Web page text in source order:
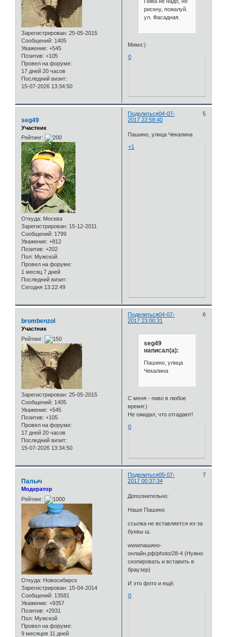
Зарегистрирован: 25-05-2015
Сообщений: 1405
Уважение: +545
Позитив: +105
Провел на форуме:
17 дней 20 часов
Последний визит:
15-07-2026 13:34:50
рискну, пожалуй.
ул. Фасадная.
Мимо:)
0
Поделиться 5
04-07-
2017 22:58:40
seg49
Участник
Рейтинг:
Откуда: Москва
Зарегистрирован: 15-12-2011
Сообщений: 1799
Уважение: +812
Позитив: +202
Пол: Мужской
Провел на форуме:
1 месяц 7 дней
Последний визит:
Сегодня 13:22:49
Пашино, улица Чекалина
+1
Поделиться 6
04-07-
2017 23:00:31
brombenzol
Участник
Рейтинг:
Зарегистрирован: 25-05-2015
Сообщений: 1405
Уважение: +545
Позитив: +105
Провел на форуме:
17 дней 20 часов
Последний визит:
15-07-2026 13:34:50
seg49
написал(а):
Пашино, улица
Чекалина
С меня - пиво в любое
время:)
Не ожидал, что отгадают!
0
Поделиться 7
05-07-
2017 00:37:34
Палыч
Модератор
Рейтинг:
Откуда: Новосибирск
Зарегистрирован: 15-04-2014
Сообщений: 13581
Уважение: +9357
Позитив: +2931
Пол: Мужской
Провел на форуме:
9 месяцев 11 дней
Дополнительно:
Наше Пашино
ссылка не вставляется из-за
буквы ш.
wwwпашино-
онлайн.рф/photo/28-4 (Нужно
скопировать и вставить в
браузер)
И это фото и ещё.
0